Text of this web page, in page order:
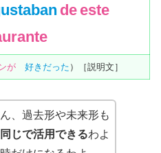
de este
が 好きだった ）［説明文］
、過去形や未来形も
じで活用できるわよ